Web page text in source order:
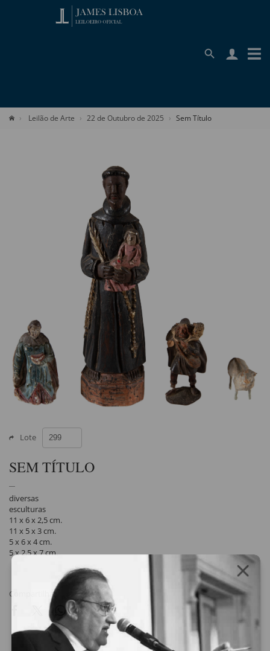
Leilão de Arte 22 de Outubro de 2025 Sem Título
Lote
SEM TÍTULO
diversas
esculturas
11 x 6 x 2,5 cm.
11 x 5 x 3 cm.
5 x 6 x 4 cm.
5 x 2,5 x 7 cm.
Compartilhar